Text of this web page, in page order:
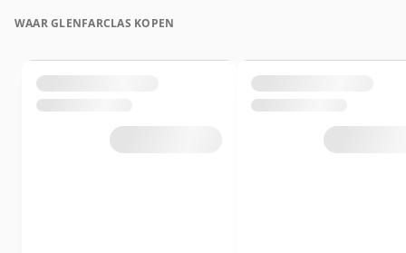
WAAR GLENFARCLAS KOPEN